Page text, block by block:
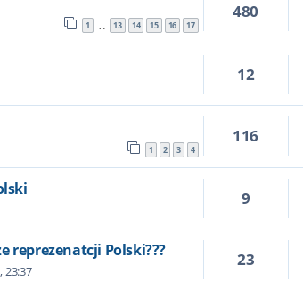
1 … 13 14 15 16 17
480
12
1 2 3 4
116
9
reprezenatcji Polski???
23:37
23